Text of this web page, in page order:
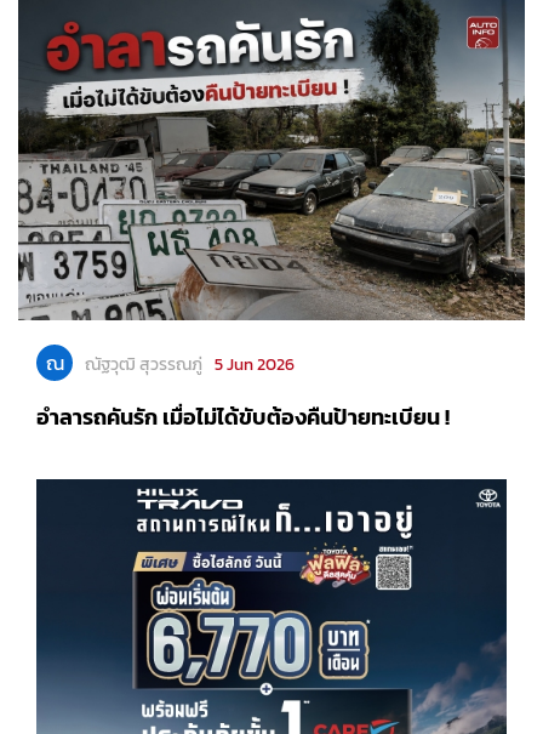
ณ ณัฐวุฒิ สุวรรณภู่ 5 Jun 2026
อำลารถคันรัก เมื่อไม่ได้ขับต้องคืนป้ายทะเบียน !